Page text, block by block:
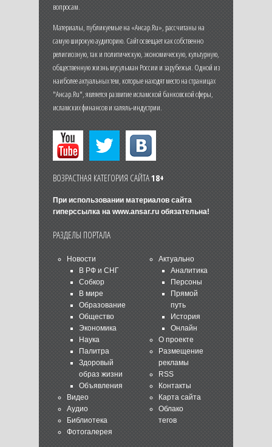
вопросам.
Материалы, публикуемые на «Ансар.Ru», рассчитаны на
самую широкую аудиторию. Сайт освещает как собственно
религиозную, так и политическую, экономическую, культурную,
общественную жизнь мусульман России и зарубежья. Одной из
наиболее актуальных тем, которые находят место на страницах
"Ансар.Ru", является развитие исламской банковской сферы,
исламских финансов и халяль-индустрии.
ВОЗРАСТНАЯ КАТЕГОРИЯ САЙТА18+
При использовании материалов сайта
гиперссылка на www.ansar.ruобязательна!
РАЗДЕЛЫ ПОРТАЛА
Новости
В РФ и СНГ
Собкор
В мире
Образование
Общество
Экономика
Наука
Палитра
Здоровый
образ жизни
Объявления
Видео
Аудио
Библиотека
Фотогалерея
Актуально
Аналитика
Персоны
Прямой
путь
История
Онлайн
О проекте
Размещение
рекламы
RSS
Контакты
Карта сайта
Облако
тегов